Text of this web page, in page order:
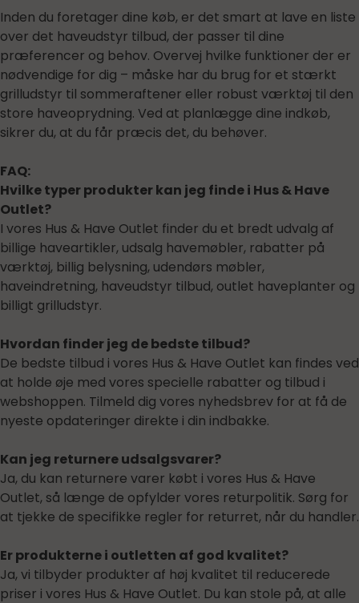
Inden du foretager dine køb, er det smart at lave en liste
over det haveudstyr tilbud, der passer til dine
præferencer og behov. Overvej hvilke funktioner der er
nødvendige for dig – måske har du brug for et stærkt
grilludstyr til sommeraftener eller robust værktøj til den
store haveoprydning. Ved at planlægge dine indkøb,
sikrer du, at du får præcis det, du behøver.
FAQ:
Hvilke typer produkter kan jeg finde i Hus & Have
Outlet?
I vores Hus & Have Outlet finder du et bredt udvalg af
billige haveartikler, udsalg havemøbler, rabatter på
værktøj, billig belysning, udendørs møbler,
haveindretning, haveudstyr tilbud, outlet haveplanter og
billigt grilludstyr.
Hvordan finder jeg de bedste tilbud?
De bedste tilbud i vores Hus & Have Outlet kan findes ved
at holde øje med vores specielle rabatter og tilbud i
webshoppen. Tilmeld dig vores nyhedsbrev for at få de
nyeste opdateringer direkte i din indbakke.
Kan jeg returnere udsalgsvarer?
Ja, du kan returnere varer købt i vores Hus & Have
Outlet, så længe de opfylder vores returpolitik. Sørg for
at tjekke de specifikke regler for returret, når du handler.
Er produkterne i outletten af god kvalitet?
Ja, vi tilbyder produkter af høj kvalitet til reducerede
priser i vores Hus & Have Outlet. Du kan stole på, at alle